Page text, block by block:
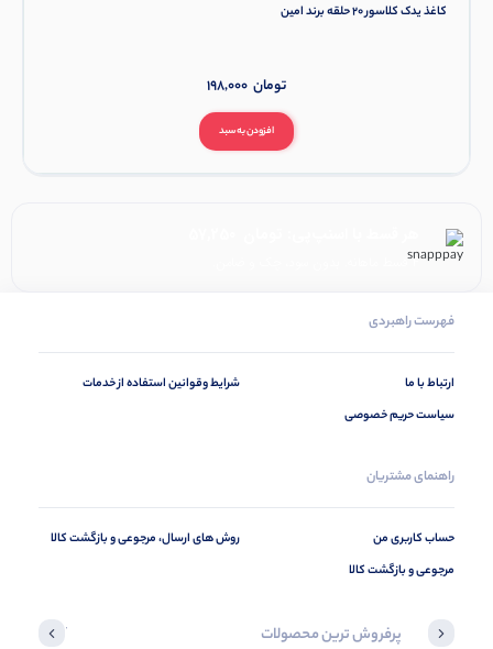
کاغذ یدک کلاسور 20 حلقه برند امین
افزودن به سبد
198,000 تومان
۴ قسط ماهانه. بدون سود، چک و ضامن.
فهرست راهبردی
ارتباط با ما
سیاست حریم خصوصی
شرایط وقوانین استفاده از خدمات
راهنمای مشتریان
حساب کاربری من
مرجوعی و بازگشت کالا
روش های ارسال، مرجوعی و بازگشت کالا
پرفروش ترین محصولات آخرین